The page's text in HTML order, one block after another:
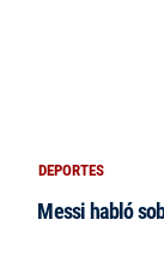
DEPORTES
Messi habló